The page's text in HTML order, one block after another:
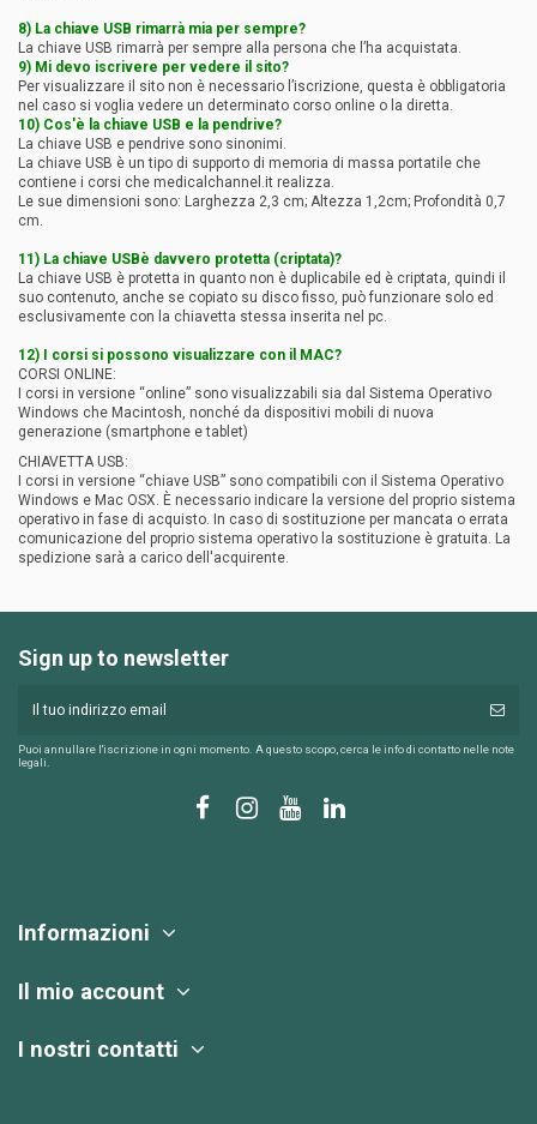
8) La chiave USB rimarrà mia per sempre?
La chiave USB rimarrà per sempre alla persona che l’ha acquistata.
9) Mi devo iscrivere per vedere il sito?
Per visualizzare il sito non è necessario l’iscrizione, questa è obbligatoria
nel caso si voglia vedere un determinato corso online o la diretta.
10) Cos'è la chiave USB e la pend rive?
La chiave USB e pendrive sono sinonimi.
La chiave USB è un tipo di supporto di memoria di massa portatile che
contiene i corsi che medicalchannel.it realizza.
Le sue dimensioni sono: Larghezza 2,3 cm; Altezza 1,2cm; Profondità 0,7
cm.
11) La chiave USBè davvero protetta (criptata)?
La chiave USB è protetta in quanto non è duplicabile ed è criptata, quindi il
suo contenuto, anche se copiato su disco fisso, può funzionare solo ed
esclusivamente con la chiavetta stessa inserita nel pc.
12) I corsi si possono visualizzare con il MAC?
CORSI ONLINE:
I corsi in versione “online” sono visualizzabili sia dal Sistema Operativo
Windows che Macintosh, nonché da dispositivi mobili di nuova
generazione (smartphone e tablet)
CHIAVETTA USB:
I corsi in versione “chiave USB” sono compatibili con il Sistema Operativo
Windows e Mac OSX. È necessario indicare la versione del proprio sistema
operativo in fase di acquisto. In caso di sostituzione per mancata o errata
comunicazione del proprio sistema operativo la sostituzione è gratuita. La
spedizione sarà a carico dell'acquirente.
Sign up to newsletter
Puoi annullare l'iscrizione in ogni momento. A questo scopo, cerca le info di contatto nelle note
legali.
Informazioni
Il mio account
I nostri contatti